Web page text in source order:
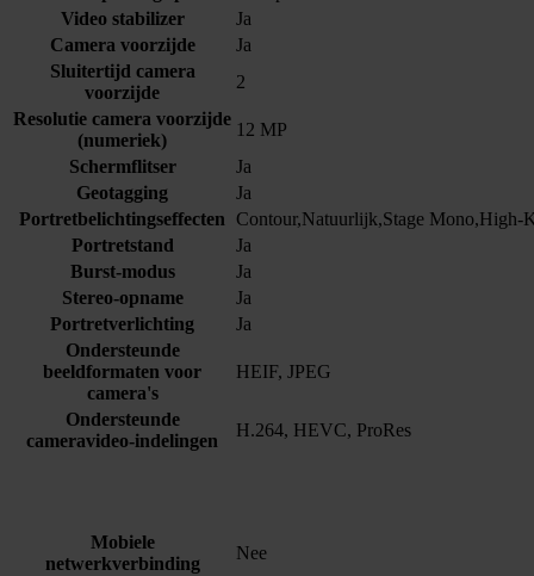
Video stabilizer
Ja
Camera voorzijde
Ja
Sluitertijd camera
voorzijde
2
Resolutie camera voorzijde
(numeriek)
12 MP
Schermflitser
Ja
Geotagging
Ja
Portretbelichtingseffecten
Contour,Natuurlijk,Stage
Portretstand
Ja
Burst-modus
Ja
Stereo-opname
Ja
Portretverlichting
Ja
Ondersteunde
beeldformaten voor
camera's
HEIF, JPEG
Ondersteunde
cameravideo-indelingen
H.264, HEVC, ProRes
Mobiele
netwerkverbinding
Nee